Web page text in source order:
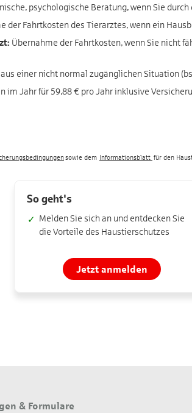
psychologische Beratung, wenn Sie
der Fahrtkosten des Tierarztes, wenn ein
Übernahme der Fahrtkosten, wenn Sie nicht
einer nicht normal zugänglichen Situation
im Jahr für 59,88 € pro Jahr inklusive
sowie dem Informationsblatt für den
So geht's
Melden Sie sich an und entdecken Sie
die Vorteile des Haustierschutzes
Jetzt anmelden
& Formulare